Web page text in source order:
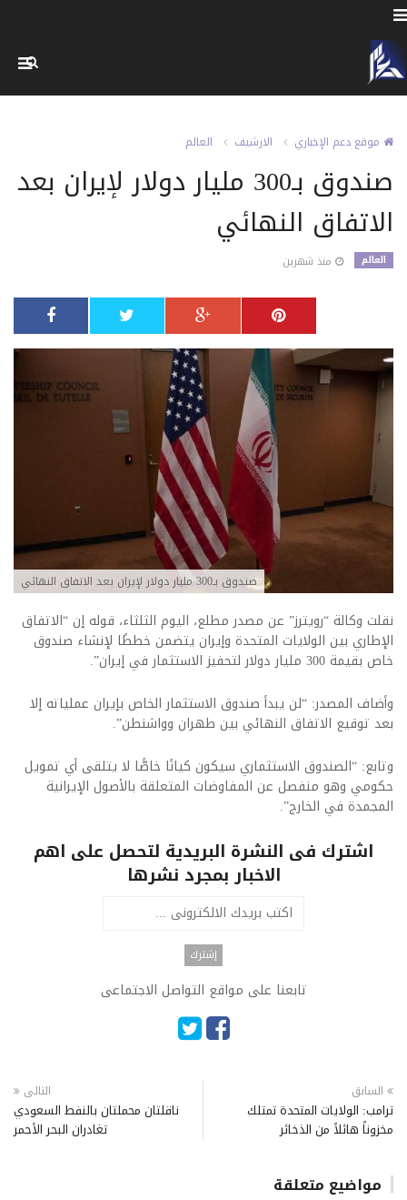
موقع دعم الإخباري الارشيف العالم
صندوق بـ300 مليار دولار لإيران بعد
الاتفاق النهائي
العالم منذ شهرين
صندوق بـ300 مليار دولار لإيران بعد الاتفاق النهائي
نقلت وكالة “رويترز” عن مصدر مطلع، اليوم الثلثاء، قوله إن “الاتفاق
الإطاري بين الولايات المتحدة وإيران يتضمن خططًا لإنشاء صندوق
خاص بقيمة 300 مليار دولار لتحفيز الاستثمار في إيران”.
وأضاف المصدر: “لن يبدأ صندوق الاستثمار الخاص بإيران عملياته إلا
بعد توقيع الاتفاق النهائي بين طهران وواشنطن”.
وتابع: “الصندوق الاستثماري سيكون كيانًا خاصًّا لا يتلقى أي تمويل
حكومي وهو منفصل عن المفاوضات المتعلقة بالأصول الإيرانية
المجمدة في الخارج”.
اشترك فى النشرة البريدية لتحصل على اهم
الاخبار بمجرد نشرها
تابعنا على مواقع التواصل الاجتماعى
السابق
ترامب: الولايات المتحدة تمتلك
مخزوناً هائلاً من الذخائر
التالى
ناقلتان محملتان بالنفط السعودي
تغادران البحر الأحمر
مواضيع متعلقة